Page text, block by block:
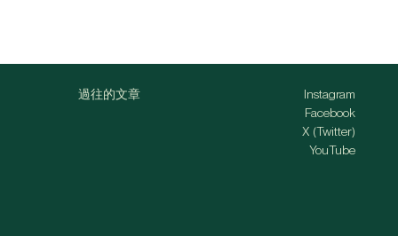
過往的文章
Instagram
Facebook
X (Twitter)
YouTube